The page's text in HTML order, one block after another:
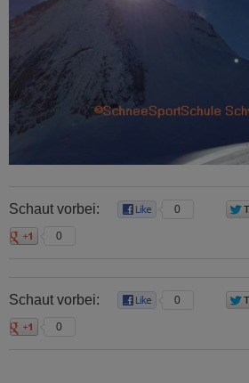
Schaut vorbei: 0
0
Schaut vorbei: 0
0